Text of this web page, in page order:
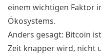
einem wichtigen Faktor
Ökosystems.
Anders gesagt: Bitcoin
Zeit knapper wird, nicht